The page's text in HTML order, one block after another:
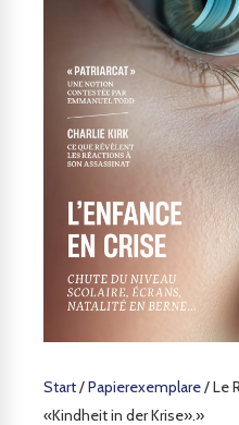
Start/Papierexemplare/ Le
«Kindheit in der Krise».»